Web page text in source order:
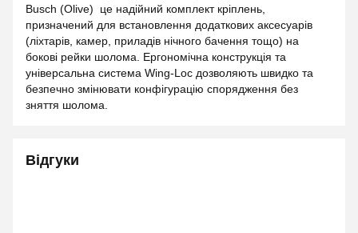
Busch (Olive) це надійний комплект кріплень,
призначений для встановлення додаткових аксесуарів
(ліхтарів, камер, приладів нічного бачення тощо) на
бокові рейки шолома. Ергономічна конструкція та
універсальна система Wing-Loc дозволяють швидко та
безпечно змінювати конфігурацію спорядження без
зняття шолома.
Відгуки